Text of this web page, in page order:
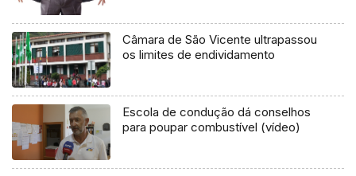
Câmara de São Vicente ultrapassou
os limites de endividamento
Escola de condução dá conselhos
para poupar combustível (vídeo)